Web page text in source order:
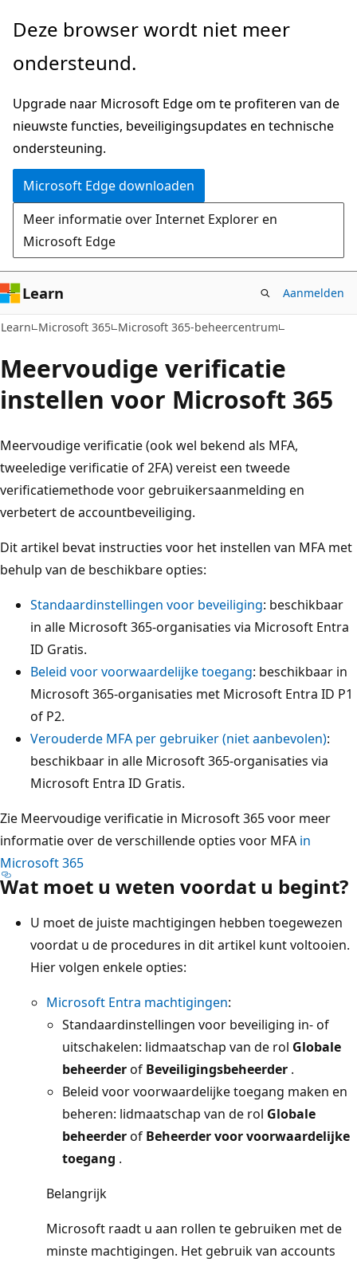
Naar
gaan
Deze browser wordt niet meer
ondersteund.
Upgrade naar Microsoft Edge om te profiteren van de
nieuwste functies, beveiligingsupdates en technische
ondersteuning.
Microsoft Edge downloaden
Meer informatie over Internet Explorer en
Microsoft Edge
Learn Aanmelden
Learn Microsoft 365 Microsoft 365-beheercentrum
Meervoudige verificatie
instellen voor Microsoft 365
Meervoudige verificatie (ook wel bekend als MFA,
tweeledige verificatie of 2FA) vereist een tweede
verificatiemethode voor gebruikersaanmelding en
verbetert de accountbeveiliging.
Dit artikel bevat instructies voor het instellen van MFA met
behulp van de beschikbare opties:
Standaardinstellingen voor beveiliging: beschikbaar
in alle Microsoft 365-organisaties via Microsoft Entra
ID Gratis.
Beleid voor voorwaardelijke toegang: beschikbaar in
Microsoft 365-organisaties met Microsoft Entra ID P1
of P2.
Verouderde MFA per gebruiker (niet aanbevolen):
beschikbaar in alle Microsoft 365-organisaties via
Microsoft Entra ID Gratis.
Zie Meervoudige verificatie in Microsoft 365 voor meer
informatie over de verschillende opties voor MFA in
Microsoft 365
Wat moet u weten voordat u begint?
U moet de juiste machtigingen hebben toegewezen
voordat u de procedures in dit artikel kunt voltooien.
Hier volgen enkele opties:
Microsoft Entra machtigingen:
Standaardinstellingen voor beveiliging in- of
uitschakelen: lidmaatschap van de rol Globale
beheerderof Beveiligingsbeheerder .
Beleid voor voorwaardelijke toegang maken en
beheren: lidmaatschap van de rol Globale
beheerderof Beheerder voor voorwaardelijke
toegang .
Belangrijk
Microsoft raadt u aan rollen te gebruiken met de
minste machtigingen. Het gebruik van accounts